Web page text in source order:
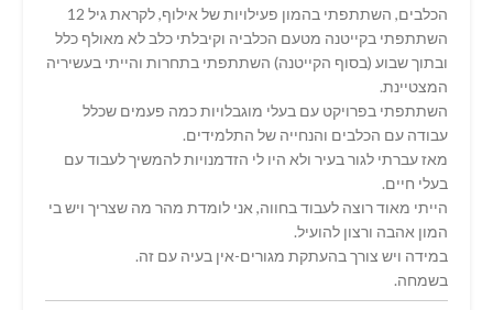
הכלבים, השתתפתי בהמון פעילויות של אילוף, לקראת גיל 12
השתתפתי בקייטנה מטעם הכלביה וקיבלתי כלב לא מאולף כלל
ובתוך שבוע (בסוף הקייטנה) השתתפתי בתחרות והייתי בעשיריה
המצטיינת.
השתתפתי בפרויקט עם בעלי מוגבלויות כמה פעמים שכלל
עבודה עם הכלבים והנחייה של התלמידים.
מאז עברתי לגור בעיר ולא היו לי הזדמנויות להמשיך לעבוד עם
בעלי חיים.
הייתי מאוד רוצה לעבוד בחווה, אני לומדת מהר מה שצריך ויש בי
המון אהבה ורצון להועיל.
במידה ויש צורך בהעתקת מגורים-אין בעיה עם זה.
בשמחה.